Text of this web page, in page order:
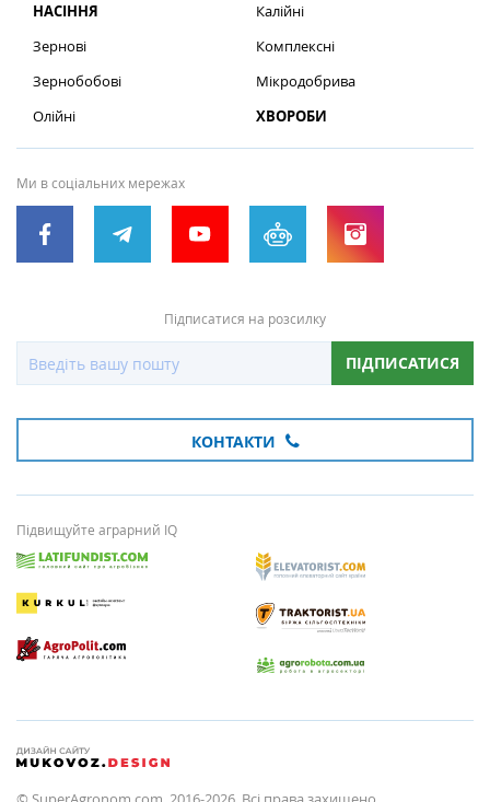
НАСІННЯ
Зернові
Зернобобові
Олійні
Калійні
Комплексні
Мікродобрива
ХВОРОБИ
Ми в соціальних мережах
Підписатися на розсилку
ПІДПИСАТИСЯ
КОНТАКТИ
Підвищуйте аграрний IQ